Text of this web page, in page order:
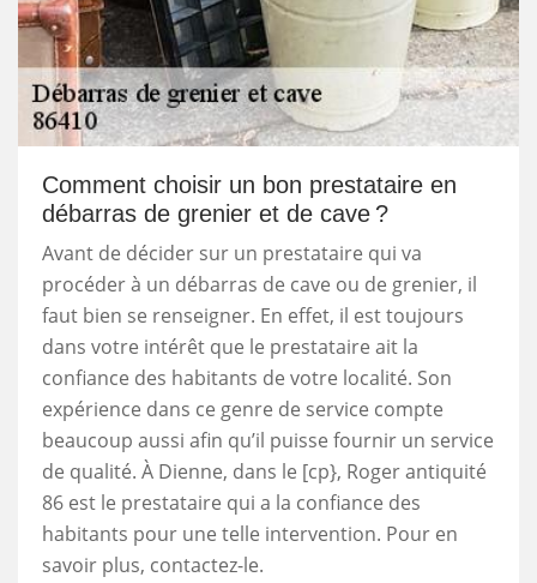
Comment choisir un bon prestataire en
débarras de grenier et de cave ?
Avant de décider sur un prestataire qui va
procéder à un débarras de cave ou de grenier, il
faut bien se renseigner. En effet, il est toujours
dans votre intérêt que le prestataire ait la
confiance des habitants de votre localité. Son
expérience dans ce genre de service compte
beaucoup aussi afin qu’il puisse fournir un service
de qualité. À Dienne, dans le [cp}, Roger antiquité
86 est le prestataire qui a la confiance des
habitants pour une telle intervention. Pour en
savoir plus, contactez-le.